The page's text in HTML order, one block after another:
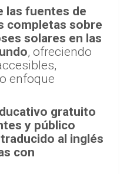
las fuentes de
completas sobre
solares en las
, ofreciendo
enfoque
gratuito
y público
traducido al inglés
con